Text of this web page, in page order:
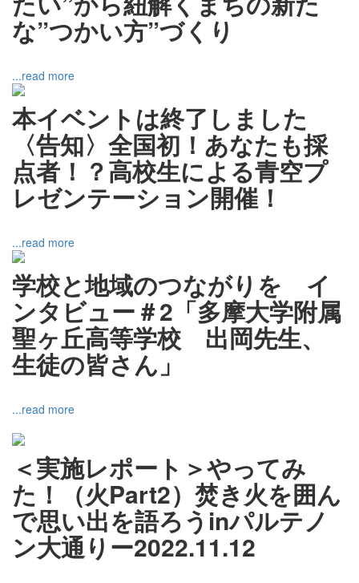
な”つかい方”づくり
...read more
本イベントは終了しました
〈告知〉全国初！あなたも採
点者！？高校生による青空プ
レゼンテーション開催！
...read more
学校と地域のつながりを イ
ンタビュー＃2「多摩大学附属
聖ヶ丘高等学校 出岡先生、
生徒の皆さん」
...read more
＜実施レポート＞やってみ
た！（火Part2）焚き火を囲ん
で思い出を語ろうinパルテノ
ン大通りー2022.11.12